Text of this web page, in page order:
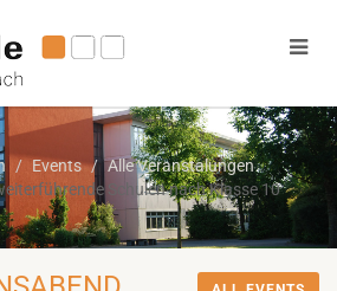
Events
Alle Veranstalungen
Schulen nach Klasse 10